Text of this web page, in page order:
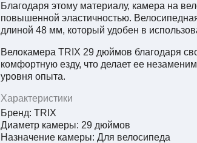
Благодаря этому материалу, камера на
повышенной эластичностью.
длиной 48 мм, который удобен в
Велокамера TRIX 29 дюймов благодаря
комфортную езду, что делает ее
уровня опыта.
Характеристики
Бренд: TRIX
Диаметр камеры: 29 дюймов
Назначение камеры: Для велосипеда